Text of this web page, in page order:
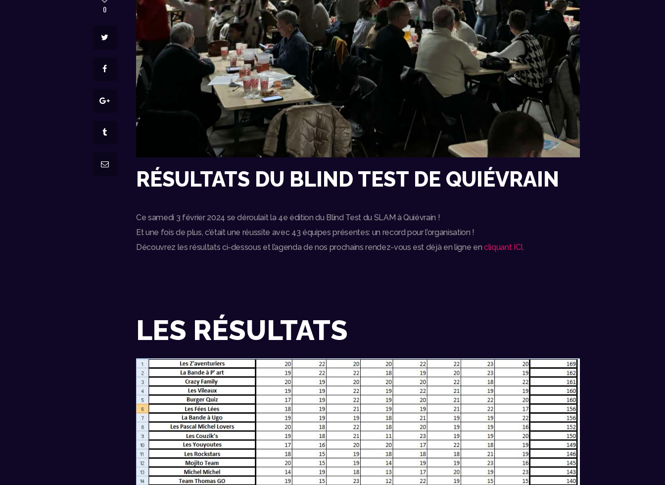
0
RÉSULTATS DU BLIND TEST DE QUIÉVRAIN
Ce samedi 3 février 2024 se déroulait la 4e édition du Blind Test du SLAM à Quiévrain !
Et une fois de plus, c’était une réussite avec 43 équipes présentes: un record pour l’organisation !
Découvrez les résultats ci-dessous et l’agenda de nos prochains rendez-vous est déjà en ligne encliquant ICI.
LES RÉSULTATS